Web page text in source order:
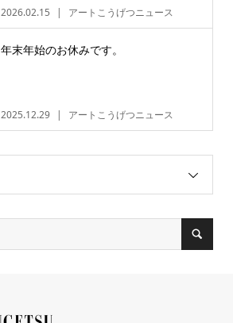
2026.02.15 アートこうげつニュース
年末年始のお休みです。
2025.12.29 アートこうげつニュース